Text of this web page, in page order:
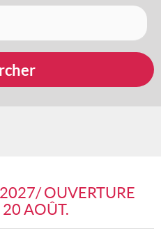
OUVERTURE
20 AOÛT.